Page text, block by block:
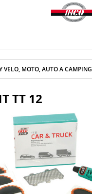
VELO, MOTO, AUTO A CAMPING
TT 12